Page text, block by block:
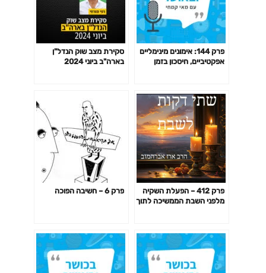
פרק 144: אימונים מינימליים
אפקטיביים, חיסכון בזמן
סקירת מצב שוק הנדל"ן
בארה"ב ביוני 2024
פרק 412 – הפעלת השקיה
מלפני השבת הממשיכה לתוך
פרק 6 – חשיבה הפוכה